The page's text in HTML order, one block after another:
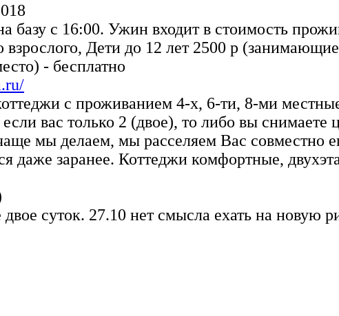
базу с 16:00. Ужин входит в стоимость
Дети до 12 лет 2500 р
- бесплатно
с проживанием 4-х, 6-ти, 8-ми
вас только 2 (двое), то либо вы
мы делаем, мы расселяем Вас совместно
даже заранее. Коттеджи комфортные,
суток. 27.10 нет смысла ехать на новую